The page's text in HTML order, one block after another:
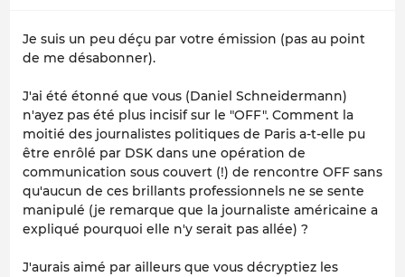
Je suis un peu déçu par votre émission (pas au point
de me désabonner).
J'ai été étonné que vous (Daniel Schneidermann)
n'ayez pas été plus incisif sur le "OFF". Comment la
moitié des journalistes politiques de Paris a-t-elle pu
être enrôlé par DSK dans une opération de
communication sous couvert (!) de rencontre OFF sans
qu'aucun de ces brillants professionnels ne se sente
manipulé (je remarque que la journaliste américaine a
expliqué pourquoi elle n'y serait pas allée) ?
J'aurais aimé par ailleurs que vous décryptiez les